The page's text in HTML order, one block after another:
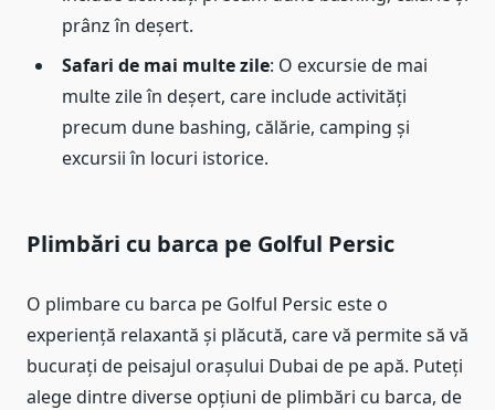
prânz în deșert.
Safari de mai multe zile: O excursie de mai
multe zile în deșert, care include activități
precum dune bashing, călărie, camping și
excursii în locuri istorice.
Plimbări cu barca pe Golful Persic
O plimbare cu barca pe Golful Persic este o
experiență relaxantă și plăcută, care vă permite să vă
bucurați de peisajul orașului Dubai de pe apă. Puteți
alege dintre diverse opțiuni de plimbări cu barca, de